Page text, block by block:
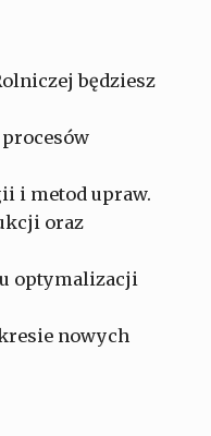
będziesz
i metod upraw.
oraz
optymalizacji
nowych